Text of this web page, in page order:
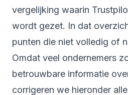
vergelijking waarin
wordt gezet. In dat
punten die niet volledig of
Omdat veel ondernemers
betrouwbare informatie
corrigeren we hieronder